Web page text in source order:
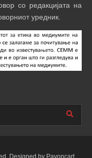
со редакцијата на
уредник.
Designed by Payoncart.